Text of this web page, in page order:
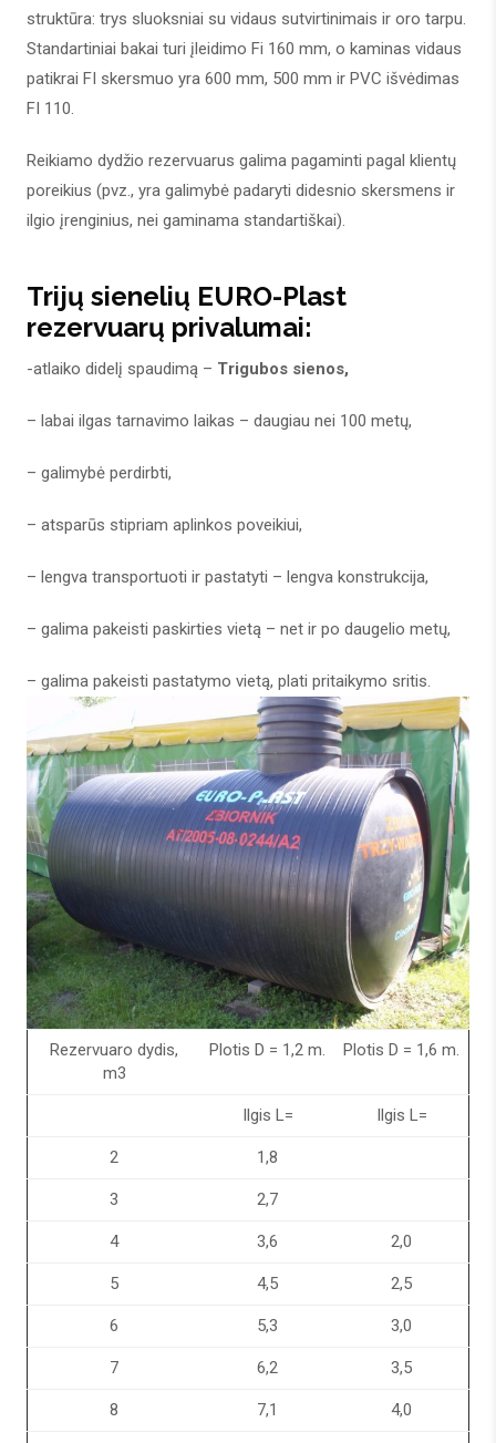
struktūra: trys sluoksniai su vidaus sutvirtinimais ir oro tarpu.
Standartiniai bakai turi įleidimo Fi 160 mm, o kaminas vidaus
patikrai FI skersmuo yra 600 mm, 500 mm ir PVC išvėdimas
FI 110.
Reikiamo dydžio rezervuarus galima pagaminti pagal klientų
poreikius (pvz., yra galimybė padaryti didesnio skersmens ir
ilgio įrenginius, nei gaminama standartiškai).
Trijų sienelių EURO-Plast
rezervuarų privalumai:
-atlaiko didelį spaudimą – Trigubos sienos,
– labai ilgas tarnavimo laikas – daugiau nei 100 metų,
– galimybė perdirbti,
– atsparūs stipriam aplinkos poveikiui,
– lengva transportuoti ir pastatyti – lengva konstrukcija,
– galima pakeisti paskirties vietą – net ir po daugelio metų,
– galima pakeisti pastatymo vietą, plati pritaikymo sritis.
Rezervuaro dydis,
m3
Plotis D = 1,2 m. Plotis D = 1,6 m.
Ilgis L= Ilgis L=
2 1,8
3 2,7
4 3,6 2,0
5 4,5 2,5
6 5,3 3,0
7 6,2 3,5
8 7,1 4,0